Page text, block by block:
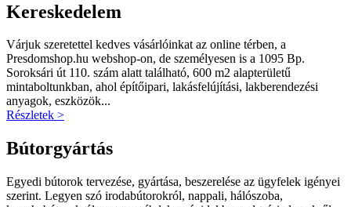
Kereskedelem
Várjuk szeretettel kedves vásárlóinkat az online térben, a
Presdomshop.hu webshop-on, de személyesen is a 1095 Bp.
Soroksári út 110. szám alatt található, 600 m2 alapterületű
mintaboltunkban, ahol építőipari, lakásfelújítási, lakberendezési
anyagok, eszközök...
Részletek >
Bútorgyártás
Egyedi bútorok tervezése, gyártása, beszerelése az ügyfelek igényei
szerint. Legyen szó irodabútorokról, nappali, hálószoba,